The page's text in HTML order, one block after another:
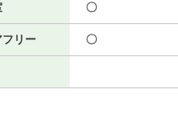
〇
リー 〇